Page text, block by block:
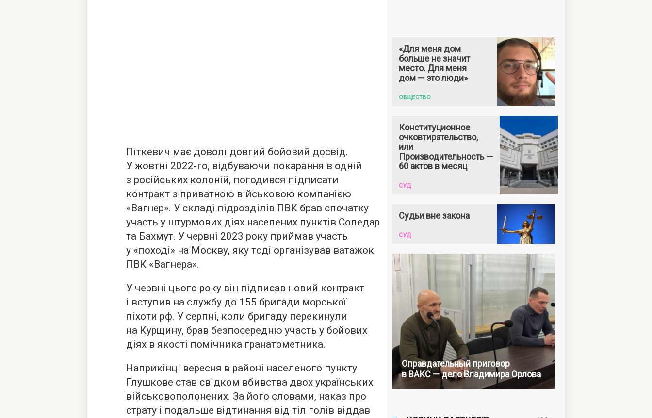
Піткевич має доволі довгий бойовий досвід.
У жовтні 2022-го, відбуваючи покарання в одній
з російських колоній, погодився підписати
контракт з приватною військовою компанією
«Вагнер». У складі підрозділів ПВК брав спочатку
участь у штурмових діях населених пунктів Соледар
та Бахмут. У червні 2023 року приймав участь
у «поході» на Москву, яку тоді організував ватажок
ПВК «Вагнера».
У червні цього року він підписав новий контракт
і вступив на службу до 155 бригади морської
піхоти рф. У серпні, коли бригаду перекинули
на Курщину, брав безпосередню участь у бойових
діях в якості помічника гранатометника.
Наприкінці вересня в районі населеного пункту
Глушкове став свідком вбивства двох українських
військовополонених. За його словами, наказ про
страту і подальше відтинання від тіл голів віддав
«Для меня дом
больше не значит
место. Для меня
дом — это люди»
ОБЩЕСТВО
Конституционное
очковтирательство,
или
Производительность —
60 актов в месяц
СУД
Судьи вне закона
СУД
Оправдательный приговор
в ВАКС — дело Владимира Орлова